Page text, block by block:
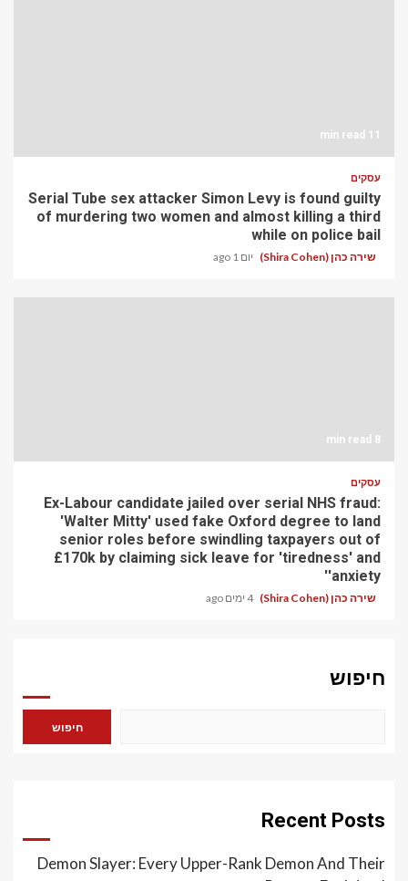
11 min read
עסקים
Serial Tube sex attacker Simon Levy is found guilty
of murdering two women and almost killing a third
while on police bail
שירה כהן (Shira Cohen) יום 1 ago
8 min read
עסקים
Ex-Labour candidate jailed over serial NHS fraud:
'Walter Mitty' used fake Oxford degree to land
senior roles before swindling taxpayers out of
£170k by claiming sick leave for 'tiredness' and
'anxiety'
שירה כהן (Shira Cohen) 4 ימים ago
חיפוש
חיפוש
Recent Posts
Demon Slayer: Every Upper-Rank Demon And Their